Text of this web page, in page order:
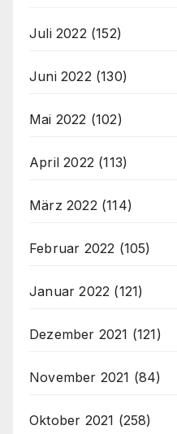
Juli 2022 (152)
Juni 2022 (130)
Mai 2022 (102)
April 2022 (113)
März 2022 (114)
Februar 2022 (105)
Januar 2022 (121)
Dezember 2021 (121)
November 2021 (84)
Oktober 2021 (258)